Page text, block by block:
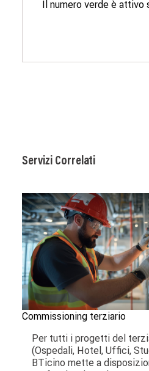
Il numero verde è
Servizi Correlati
Commissioning terziario
Per tutti i progetti del
(Ospedali, Hotel, Uffici,
BTicino mette a